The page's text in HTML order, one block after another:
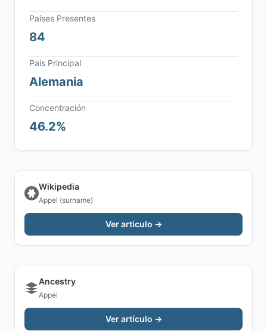
Países Presentes
84
País Principal
Alemania
Concentración
46.2%
Wikipedia
Appel (surname)
Ver artículo →
Ancestry
Appel
Ver artículo →